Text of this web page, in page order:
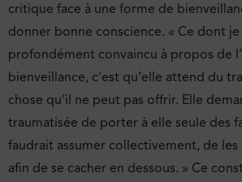
critique face à une forme de
donner bonne conscience. « Ce dont je
profondément convaincu à propos de
bienveillance, c’est qu’elle attend du
chose qu’il ne peut pas offrir. Elle
traumatisée de porter à elle seule des
faudrait assumer collectivement, de
afin de se cacher en dessous. » Ce